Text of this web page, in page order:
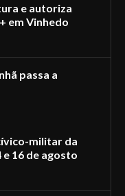
e autoriza
em Vinhedo
passa a
militar da
16 de agosto